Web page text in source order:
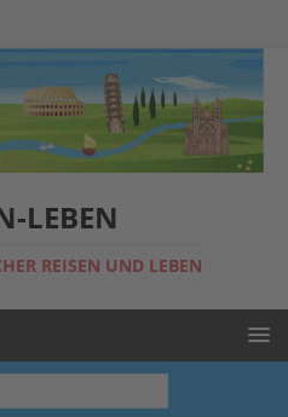
LEBEN
REISEN UND LEBEN